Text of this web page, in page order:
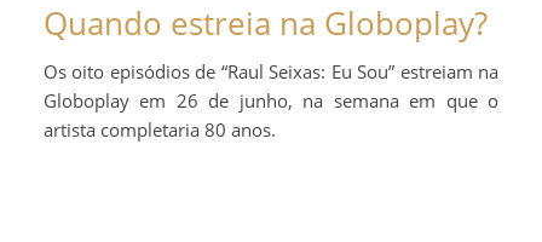
Quando estreia na Globoplay?
Os oito episódios de “Raul Seixas: Eu Sou” estreiam na
Globoplay em 26 de junho, na semana em que o
artista completaria 80 anos.